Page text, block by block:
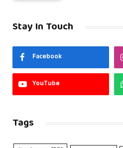
Stay In Touch
Facebook
YouTube
Tags